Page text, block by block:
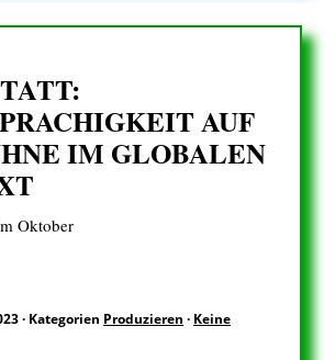
AUF
IM GLOBALEN
Oktober
· Kategorien Produzieren · Keine